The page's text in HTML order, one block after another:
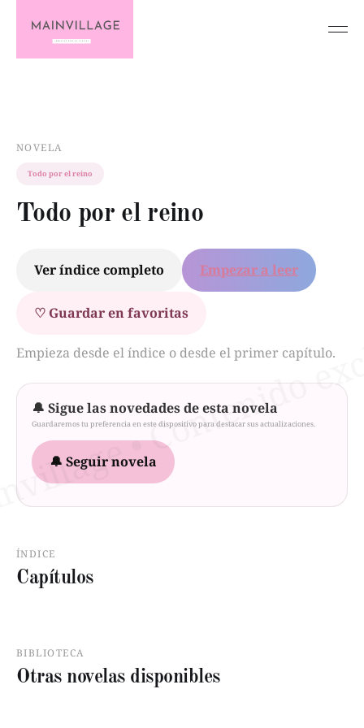
NOVELA
Todo por el reino
Todo por el reino
Ver índice completo Empezar a leer
♡ Guardar en favoritas
Empieza desde el índice o desde el primer capítulo.
🔔 Sigue las novedades de esta novela
Guardaremos tu preferencia en este dispositivo para destacar sus actualizaciones.
🔔 Seguir novela
ÍNDICE
Capítulos
BIBLIOTECA
Otras novelas disponibles